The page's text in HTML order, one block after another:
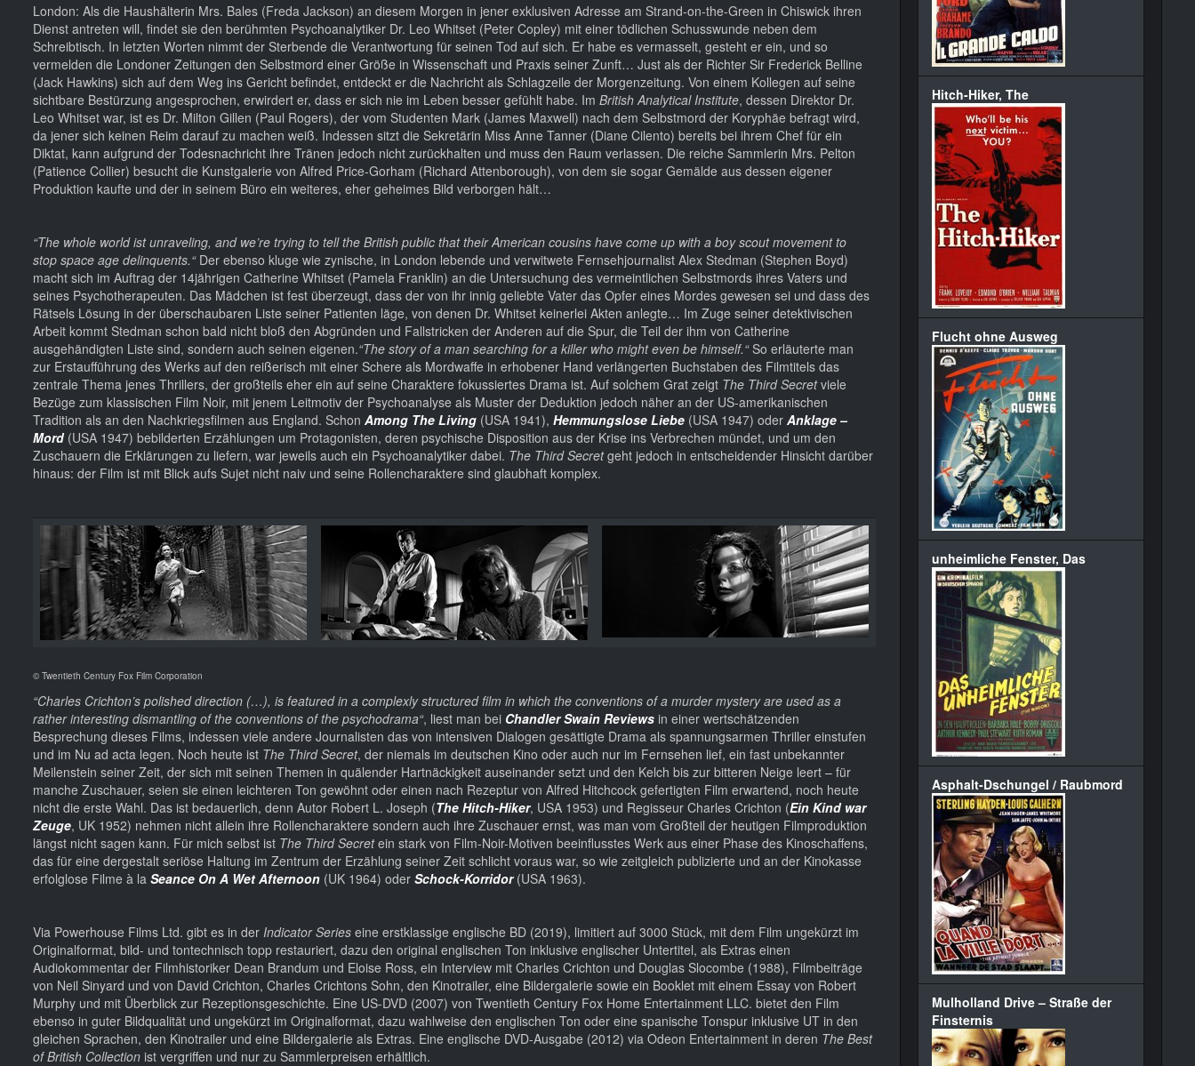
London: Als die Haushälterin Mrs. Bales (Freda Jackson) an diesem Morgen in jener exklusiven Adresse am Strand-on-the-Green in Chiswick ihren
Dienst antreten will, findet sie den berühmten Psychoanalytiker Dr. Leo Whitset (Peter Copley) mit einer tödlichen Schusswunde neben dem
Schreibtisch. In letzten Worten nimmt der Sterbende die Verantwortung für seinen Tod auf sich. Er habe es vermasselt, gesteht er ein, und so
vermelden die Londoner Zeitungen den Selbstmord einer Größe in Wissenschaft und Praxis seiner Zunft… Just als der Richter Sir Frederick Belline
(Jack Hawkins) sich auf dem Weg ins Gericht befindet, entdeckt er die Nachricht als Schlagzeile der Morgenzeitung. Von einem Kollegen auf seine
sichtbare Bestürzung angesprochen, erwirdert er, dass er sich nie im Leben besser gefühlt habe. Im British Analytical Institute, dessen Direktor Dr.
Leo Whitset war, ist es Dr. Milton Gillen (Paul Rogers), der vom Studenten Mark (James Maxwell) nach dem Selbstmord der Koryphäe befragt wird,
da jener sich keinen Reim darauf zu machen weiß. Indessen sitzt die Sekretärin Miss Anne Tanner (Diane Cilento) bereits bei ihrem Chef für ein
Diktat, kann aufgrund der Todesnachricht ihre Tränen jedoch nicht zurückhalten und muss den Raum verlassen. Die reiche Sammlerin Mrs. Pelton
(Patience Collier) besucht die Kunstgalerie von Alfred Price-Gorham (Richard Attenborough), von dem sie sogar Gemälde aus dessen eigener
Produktion kaufte und der in seinem Büro ein weiteres, eher geheimes Bild verborgen hält…
“The whole world ist unraveling, and we’re trying to tell the British public that their American cousins have come up with a boy scout movement to
stop space age delinquents.“Der ebenso kluge wie zynische, in London lebende und verwitwete Fernsehjournalist Alex Stedman (Stephen Boyd)
macht sich im Auftrag der 14jährigen Catherine Whitset (Pamela Franklin) an die Untersuchung des vermeintlichen Selbstmords ihres Vaters und
seines Psychotherapeuten. Das Mädchen ist fest überzeugt, dass der von ihr innig geliebte Vater das Opfer eines Mordes gewesen sei und dass des
Rätsels Lösung in der überschaubaren Liste seiner Patienten läge, von denen Dr. Whitset keinerlei Akten anlegte… Im Zuge seiner detektivischen
Arbeit kommt Stedman schon bald nicht bloß den Abgründen und Fallstricken der Anderen auf die Spur, die Teil der ihm von Catherine
ausgehändigten Liste sind, sondern auch seinen eigenen.“The story of a man searching for a killer who might even be himself.“So erläuterte man
zur Erstaufführung des Werks auf den reißerisch mit einer Schere als Mordwaffe in erhobener Hand verlängerten Buchstaben des Filmtitels das
zentrale Thema jenes Thrillers, der großteils eher ein auf seine Charaktere fokussiertes Drama ist. Auf solchem Grat zeigt The Third Secretviele
Bezüge zum klassischen Film Noir, mit jenem Leitmotiv der Psychoanalyse als Muster der Deduktion jedoch näher an der US-amerikanischen
Tradition als an den Nachkriegsfilmen aus England. Schon Among The Living (USA 1941), Hemmungslose Liebe (USA 1947) oder Anklage –
Mord(USA 1947) bebilderten Erzählungen um Protagonisten, deren psychische Disposition aus der Krise ins Verbrechen mündet, und um den
Zuschauern die Erklärungen zu liefern, war jeweils auch ein Psychoanalytiker dabei. The Third Secretgeht jedoch in entscheidender Hinsicht darüber
hinaus: der Film ist mit Blick aufs Sujet nicht naiv und seine Rollencharaktere sind glaubhaft komplex.
© Twentieth Century Fox Film Corporation
“Charles Crichton’s polished direction (…), is featured in a complexly structured film in which the conventions of a murder mystery are used as a
rather interesting dismantling of the conventions of the psychodrama“, liest man bei Chandler Swain Reviews in einer wertschätzenden
Besprechung dieses Films, indessen viele andere Journalisten das von intensiven Dialogen gesättigte Drama als spannungsarmen Thriller einstufen
und im Nu ad acta legen. Noch heute ist The Third Secret, der niemals im deutschen Kino oder auch nur im Fernsehen lief, ein fast unbekannter
Meilenstein seiner Zeit, der sich mit seinen Themen in quälender Hartnäckigkeit auseinander setzt und den Kelch bis zur bitteren Neige leert – für
manche Zuschauer, seien sie einen leichteren Ton gewöhnt oder einen nach Rezeptur von Alfred Hitchcock gefertigten Film erwartend, noch heute
nicht die erste Wahl. Das ist bedauerlich, denn Autor Robert L. Joseph (The Hitch-Hiker, USA 1953) und Regisseur Charles Crichton (Ein Kind war
Zeuge, UK 1952) nehmen nicht allein ihre Rollencharaktere sondern auch ihre Zuschauer ernst, was man vom Großteil der heutigen Filmproduktion
längst nicht sagen kann. Für mich selbst ist The Third Secretein stark von Film-Noir-Motiven beeinflusstes Werk aus einer Phase des Kinoschaffens,
das für eine dergestalt seriöse Haltung im Zentrum der Erzählung seiner Zeit schlicht voraus war, so wie zeitgleich publizierte und an der Kinokasse
erfolglose Filme à la Seance On A Wet Afternoon (UK 1964) oder Schock-Korridor(USA 1963).
Via Powerhouse Films Ltd. gibt es in der Indicator Series eine erstklassige englische BD (2019), limitiert auf 3000 Stück, mit dem Film ungekürzt im
Originalformat, bild- und tontechnisch topp restauriert, dazu den original englischen Ton inklusive englischer Untertitel, als Extras einen
Audiokommentar der Filmhistoriker Dean Brandum und Eloise Ross, ein Interview mit Charles Crichton und Douglas Slocombe (1988), Filmbeiträge
von Neil Sinyard und von David Crichton, Charles Crichtons Sohn, den Kinotrailer, eine Bildergalerie sowie ein Booklet mit einem Essay von Robert
Murphy und mit Überblick zur Rezeptionsgeschichte. Eine US-DVD (2007) von Twentieth Century Fox Home Entertainment LLC. bietet den Film
ebenso in guter Bildqualität und ungekürzt im Originalformat, dazu wahlweise den englischen Ton oder eine spanische Tonspur inklusive UT in den
gleichen Sprachen, den Kinotrailer und eine Bildergalerie als Extras. Eine englische DVD-Ausgabe (2012) via Odeon Entertainment in deren The Best
of British Collection ist vergriffen und nur zu Sammlerpreisen erhältlich.
Hitch-Hiker, The
Flucht ohne Ausweg
unheimliche Fenster, Das
Asphalt-Dschungel / Raubmord
Mulholland Drive – Straße der
Finsternis